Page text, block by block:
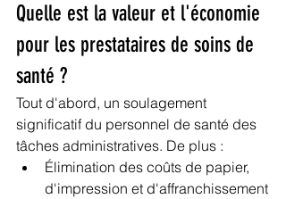
Quelle est la valeur et l'économie
pour les prestataires de soins de
santé ?
Tout d'abord, un soulagement
significatif du personnel de santé des
tâches administratives. De plus :
Élimination des coûts de papier,
d'impression et d'affranchissement